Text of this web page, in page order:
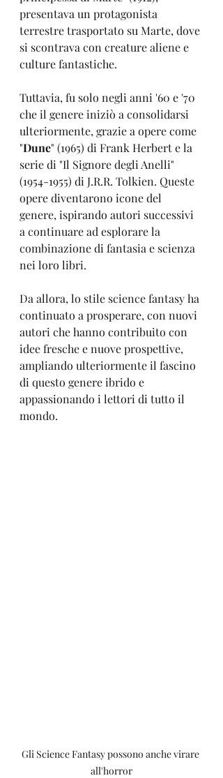
presentava un protagonista
terrestre trasportato su Marte, dove
si scontrava con creature aliene e
culture fantastiche.
Tuttavia, fu solo negli anni '60 e '70
che il genere iniziò a consolidarsi
ulteriormente, grazie a opere come
"Dune" (1965) di Frank Herbert e la
serie di "Il Signore degli Anelli"
(1954-1955) di J.R.R. Tolkien. Queste
opere diventarono icone del
genere, ispirando autori successivi
a continuare ad esplorare la
combinazione di fantasia e scienza
nei loro libri.
Da allora, lo stile science fantasy ha
continuato a prosperare, con nuovi
autori che hanno contribuito con
idee fresche e nuove prospettive,
ampliando ulteriormente il fascino
di questo genere ibrido e
appassionando i lettori di tutto il
mondo.
Gli Science Fantasy possono anche virare
all'horror